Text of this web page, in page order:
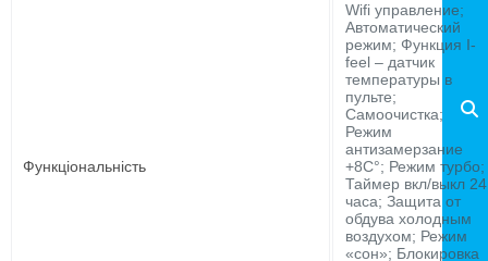
Функціональність
Wifi управление;
Автоматический
режим; Функция I-
feel – датчик
температуры в
пульте;
Самоочистка;
Режим
антизамерзание
+8С°; Режим турбо;
Таймер вкл/выкл 24
часа; Защита от
обдува холодным
воздухом; Режим
«сон»; Блокировка